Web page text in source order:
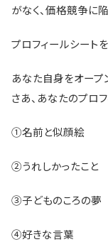
がなく、価格競争に
プロフィールシートを
あなた自身をオープ
さあ、あなたのプロ
①名前と似顔絵
②うれしかったこと
③子どものころの夢
④好きな言葉